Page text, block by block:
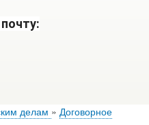
делам
Договорное